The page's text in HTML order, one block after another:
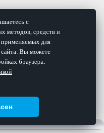
с
методов, средств и
применяемых для
сайта. Вы можете
браузера.